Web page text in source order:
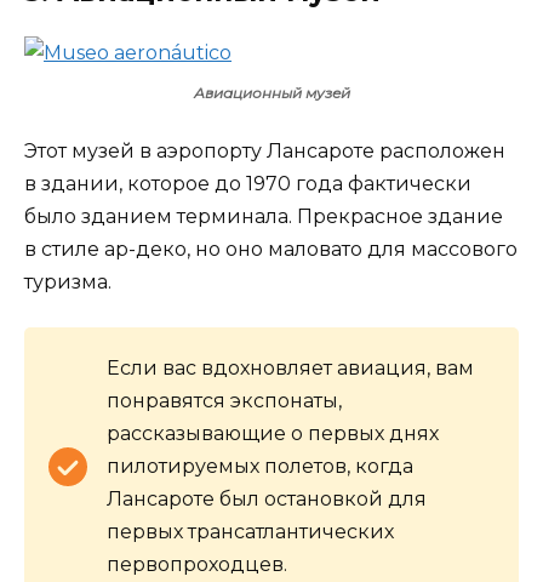
Авиационный музей
Этот музей в аэропорту Лансароте расположен
в здании, которое до 1970 года фактически
было зданием терминала. Прекрасное здание
в стиле ар-деко, но оно маловато для массового
туризма.
Если вас вдохновляет авиация, вам
понравятся экспонаты,
рассказывающие о первых днях
пилотируемых полетов, когда
Лансароте был остановкой для
первых трансатлантических
первопроходцев.